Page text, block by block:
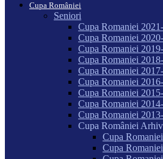
Cupa României
Seniori
Cupa Romaniei
Cupa Romaniei
Cupa Romaniei
Cupa Romaniei
Cupa Romaniei
Cupa Romaniei
Cupa Romaniei
Cupa Romaniei
Cupa Romaniei
Cupa României
Cupa
Cupa